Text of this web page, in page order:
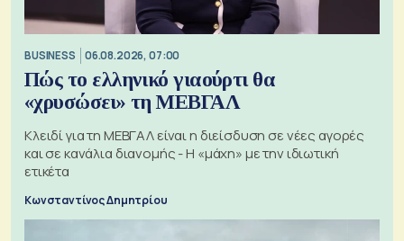
BUSINESS 06.08.2026, 07:00
Πώς το ελληνικό γιαούρτι θα
«χρυσώσει» τη ΜΕΒΓΑΛ
Κλειδί για τη ΜΕΒΓΑΛ είναι η διείσδυση σε νέες αγορές
και σε κανάλια διανομής - Η «μάχη» με την ιδιωτική
ετικέτα
Κωνσταντίνος Δημητρίου